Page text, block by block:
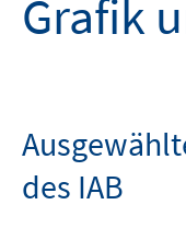
Grafik
des IAB